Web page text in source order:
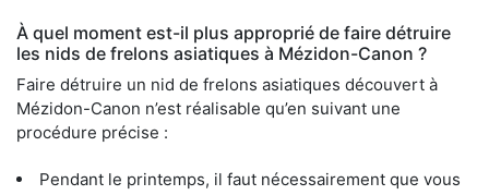
À quel moment est-il plus approprié de faire détruire
les nids de frelons asiatiques à Mézidon-Canon ?
Faire détruire un nid de frelons asiatiques découvert à
Mézidon-Canon n’est réalisable qu’en suivant une
procédure précise :
Pendant le printemps, il faut nécessairement que vous